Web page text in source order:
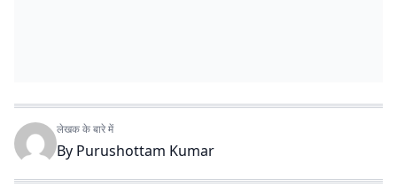
लेखक के बारे में
By Purushottam Kumar